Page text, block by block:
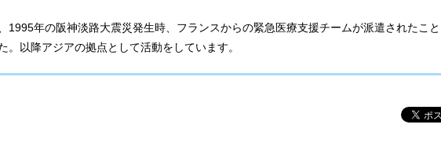
1995年の阪神淡路大震災発生時、フランスからの緊急医療支援チームが派遣されたこと
。以降アジアの拠点として活動をしています。